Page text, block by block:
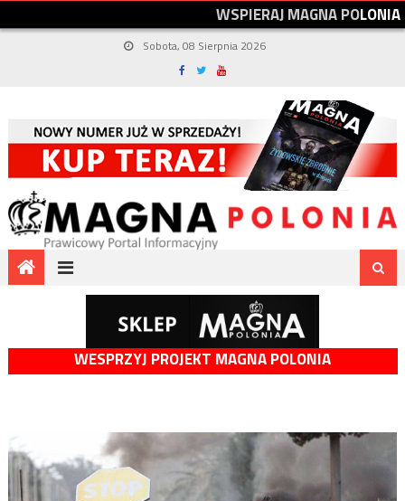
WSPIERAJMAGNAPOLONIA
Sobota, 08 Sierpnia 2026
WESPRZYJ PROJEKT MAGNA POLONIA